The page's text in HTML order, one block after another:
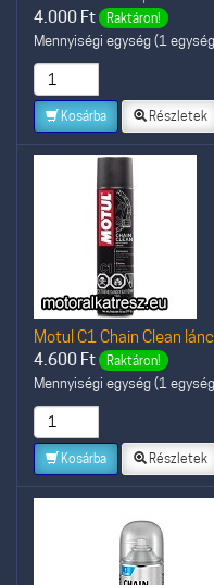
4.000 Ft Raktáron!
Mennyiségi egység (1
Kosárba Részletek
Motul C1 Chain Clean
4.600 Ft Raktáron!
Mennyiségi egység (1
Kosárba Részletek